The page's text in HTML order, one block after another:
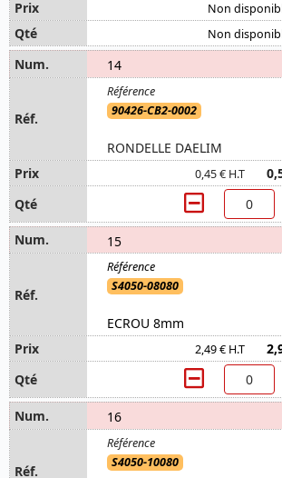
Non
Non
14
90426-CB2-0002
RONDELLE DAELIM
0,45 € H.T
15
S4050-08080
ECROU 8mm
2,49 € H.T
16
S4050-10080